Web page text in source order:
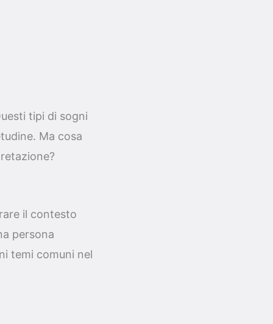
tipi di sogni
Ma cosa
il contesto
persona
temi comuni nel